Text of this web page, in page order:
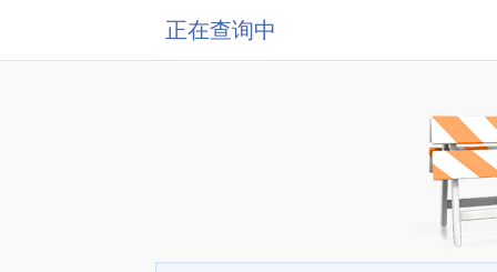
正在查询中